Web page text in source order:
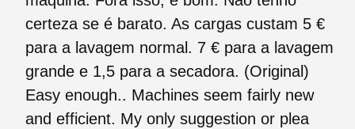
certeza se é barato. As cargas custam 5 €
para a lavagem normal. 7 € para a lavagem
grande e 1,5 para a secadora. (Original)
Easy enough.. Machines seem fairly new
and efficient. My only suggestion or plea